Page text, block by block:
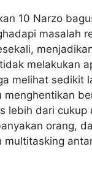
10 Narzo
masalah
melakukan
melihat sedikit
menghentikan
lebih dari cukup
orang,
multitasking